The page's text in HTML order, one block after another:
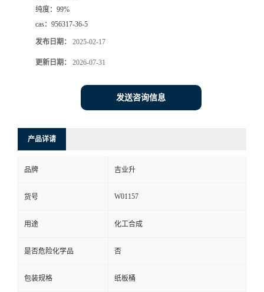
纯度： 99%
cas： 956317-36-5
发布日期： 2025-02-17
更新日期： 2026-07-31
发送咨询信息
产品详请
品牌 吉业升
货号 W01157
用途 化工合成
是否危险化学品 否
包装规格 纸板桶